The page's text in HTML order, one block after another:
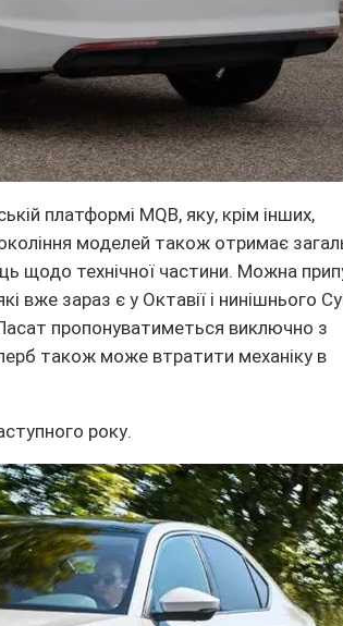
платформі MQB, яку, крім інших,
моделей також отримає
щодо технічної частини. Можна
вже зараз є у Октавії і нинішнього
пропонуватиметься виключно з
також може втратити механіку в
року.